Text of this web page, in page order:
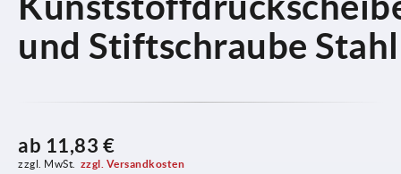
und Stiftschraube Stahl
ab 11,83 €
zzgl. MwSt. zzgl. Versandkosten